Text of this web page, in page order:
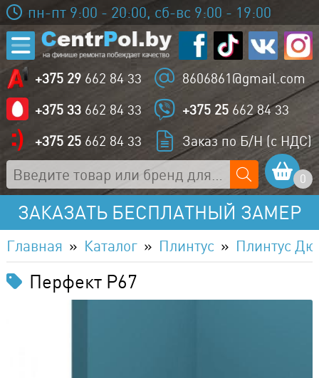
пн-пт 9:00 - 20:00, сб-вс 9:00 - 19:00
+375 29 662 84 33
8606861@gmail.com
+375 33 662 84 33 +375 25 662 84 33
+375 25 662 84 33 Заказ по Б/Н (с НДС)
0
ЗАКАЗАТЬ БЕСПЛАТНЫЙ ЗАМЕР
Главная Каталог Плинтус Плинтус
Перфект P67